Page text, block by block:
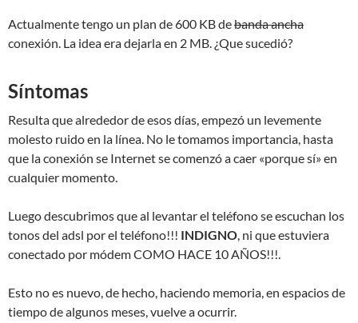
Actualmente tengo un plan de 600 KB debanda ancha
conexión. La idea era dejarla en 2 MB. ¿Que sucedió?
Síntomas
Resulta que alrededor de esos días, empezó un levemente
molesto ruido en la línea. No le tomamos importancia, hasta
que la conexión se Internet se comenzó a caer «porque sí» en
cualquier momento.
Luego descubrimos que al levantar el teléfono se escuchan los
tonos del adsl por el teléfono!!! INDIGNO, ni que estuviera
conectado por módem COMO HACE 10 AÑOS!!!.
Esto no es nuevo, de hecho, haciendo memoria, en espacios de
tiempo de algunos meses, vuelve a ocurrir.